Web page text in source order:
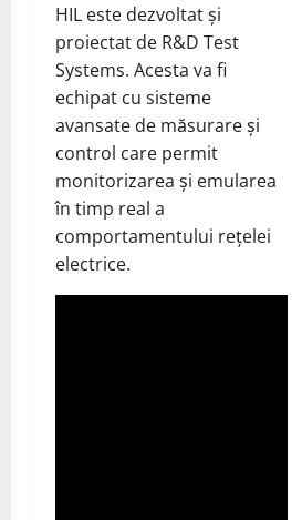
HIL este dezvoltat și
proiectat de R&D Test
Systems. Acesta va fi
echipat cu sisteme
avansate de măsurare și
control care permit
monitorizarea și emularea
în timp real a
comportamentului rețelei
electrice.